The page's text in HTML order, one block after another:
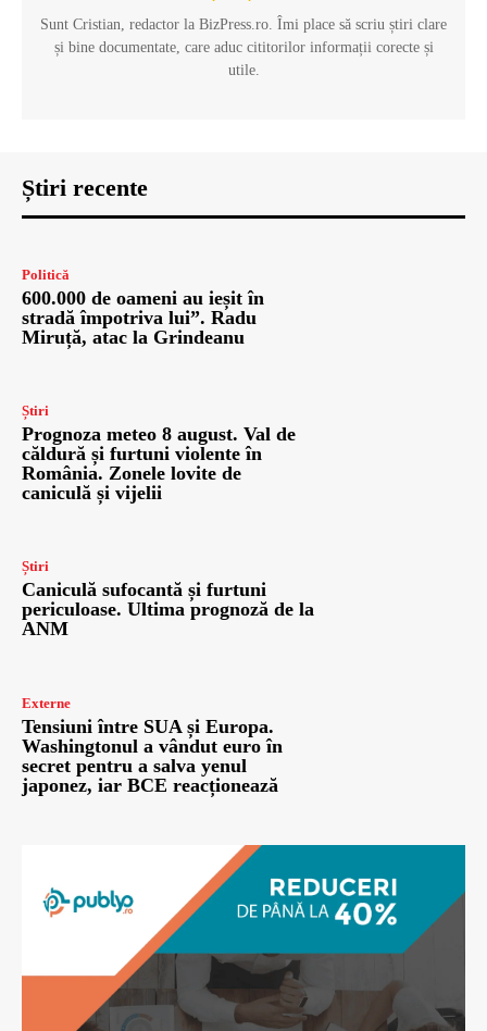
Sunt Cristian, redactor la BizPress.ro. Îmi place să scriu știri clare
și bine documentate, care aduc cititorilor informații corecte și
utile.
Știri recente
Politică
600.000 de oameni au ieșit în
stradă împotriva lui”. Radu
Miruță, atac la Grindeanu
Știri
Prognoza meteo 8 august. Val de
căldură și furtuni violente în
România. Zonele lovite de
caniculă și vijelii
Știri
Caniculă sufocantă și furtuni
periculoase. Ultima prognoză de la
ANM
Externe
Tensiuni între SUA și Europa.
Washingtonul a vândut euro în
secret pentru a salva yenul
japonez, iar BCE reacționează